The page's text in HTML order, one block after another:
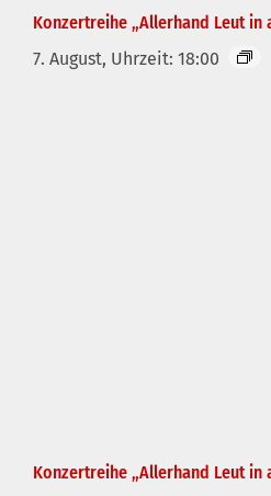
Konzertreihe „Allerhand Leut in
7. August, Uhrzeit: 18:00
Konzertreihe „Allerhand Leut in